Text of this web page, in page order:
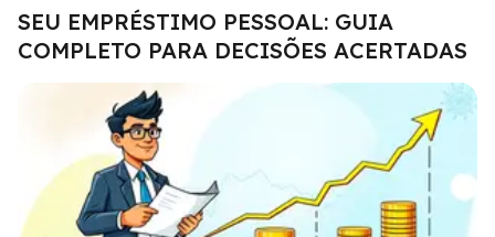
SEU EMPRÉSTIMO PESSOAL: GUIA
COMPLETO PARA DECISÕES ACERTADAS